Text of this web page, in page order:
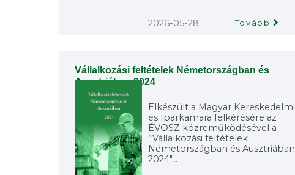
2026-05-28 Tovább
Vállalkozási feltételek Németországban és
Ausztriában 2024
Elkészült a Magyar Kereskedelmi
és Iparkamara felkérésére az
ÉVOSZ közreműködésével a
”Vállalkozási feltételek
Németországban és Ausztriában
2024"...